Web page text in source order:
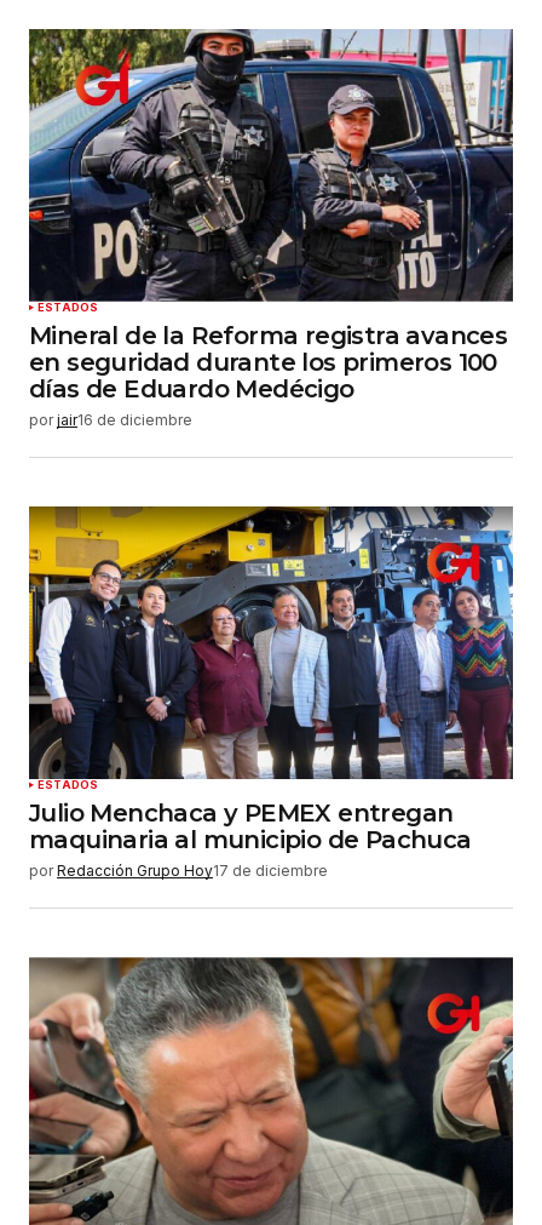
ESTADOS
Mineral de la Reforma registra avances
en seguridad durante los primeros 100
días de Eduardo Medécigo
por jair16 de diciembre
ESTADOS
Julio Menchaca y PEMEX entregan
maquinaria al municipio de Pachuca
por Redacción Grupo Hoy17 de diciembre